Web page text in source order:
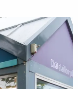
#2808243